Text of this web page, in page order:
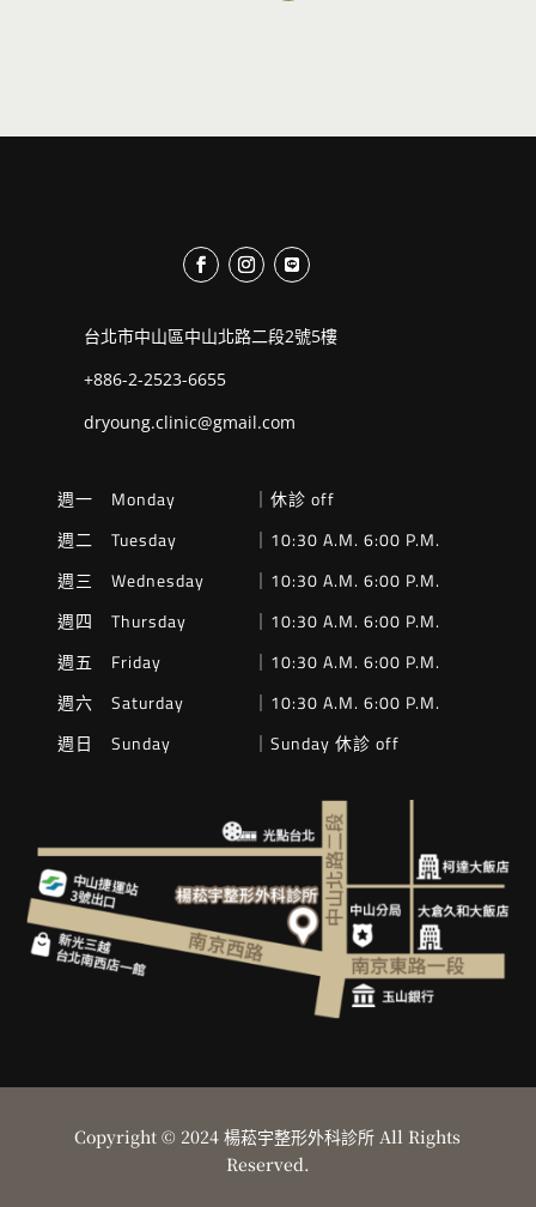
台北市中山區中山北路二段2號5樓
+886-2-2523-6655
dryoung.clinic@gmail.com
週一 Monday
｜休診 off
週二 Tuesday
｜10:30 A.M. 6:00 P.M.
週三 Wednesday
｜10:30 A.M. 6:00 P.M.
週四 Thursday
｜10:30 A.M. 6:00 P.M.
週五 Friday
｜10:30 A.M. 6:00 P.M.
週六 Saturday
｜10:30 A.M. 6:00 P.M.
週日 Sunday
｜Sunday 休診 off
Copyright © 2024 楊菘宇整形外科診所 All Rights
Reserved.